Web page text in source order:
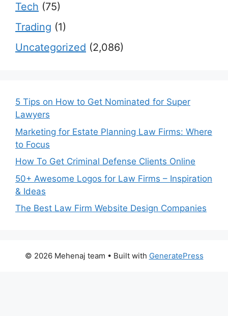
Tech (75)
Trading (1)
Uncategorized (2,086)
5 Tips on How to Get Nominated for Super
Lawyers
Marketing for Estate Planning Law Firms: Where
to Focus
How To Get Criminal Defense Clients Online
50+ Awesome Logos for Law Firms – Inspiration
& Ideas
The Best Law Firm Website Design Companies
© 2026 Mehenaj team • Built with GeneratePress